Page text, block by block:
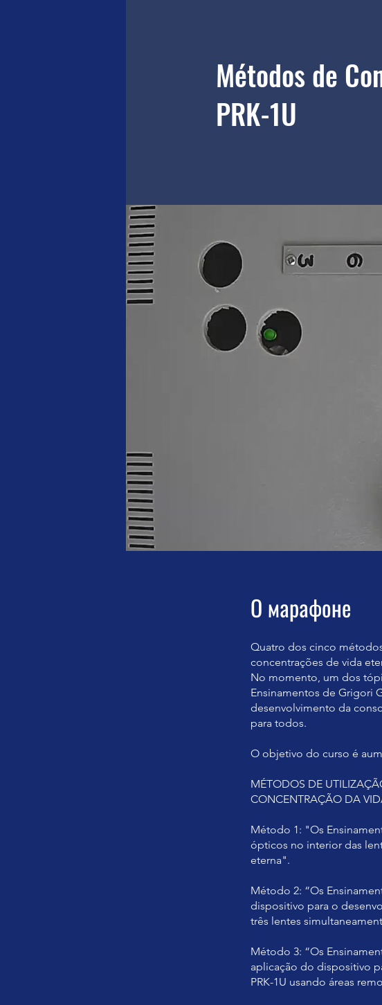
Métodos de
PRK-1U
О марафоне
Quatro dos cinco
concentrações de vida
No momento, um dos
Ensinamentos de Grigori
desenvolvimento da
para todos.
O objetivo do curso é
MÉTODOS DE
CONCENTRAÇÃO DA
Método 1: "Os
ópticos no interior das
eterna".
Método 2: “Os
dispositivo para o
três lentes
Método 3: “Os
aplicação do dispositivo
PRK-1U usando áreas